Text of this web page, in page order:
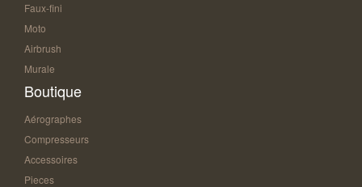
Faux-fini
Moto
Airbrush
Murale
Boutique
Aérographes
Compresseurs
Accessoires
Pieces